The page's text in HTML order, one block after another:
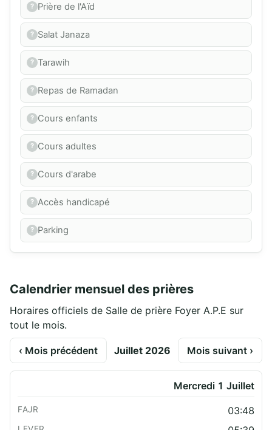
Prière de l'Aïd
Salat Janaza
Tarawih
Repas de Ramadan
Cours enfants
Cours adultes
Cours d'arabe
Accès handicapé
Parking
Calendrier mensuel des prières
Horaires officiels de Salle de prière Foyer A.P.E sur
tout le mois.
‹ Mois précédent Juillet 2026 Mois suivant ›
Mercredi 1 Juillet
03:48